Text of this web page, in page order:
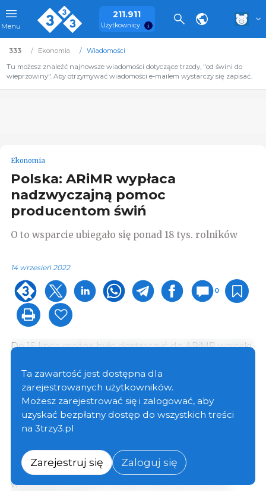
Menu
211.911
Użytkownicy
333 Ekonomia
Wiadomości
Tu możesz znaleźć najnowsze wiadomości dotyczące trzody, "od świni do
wieprzowiny". Aby otrzymywać wiadomości e-mailem wystarczy się zapisać.
Ekonomia
Polska: ARiMR wypłaca
nadzwyczajną pomoc
producentom świń
O to wsparcie ubiegało się ponad 18 tys. rolników
14 wrzesień 2022
0
Do 15 lipca można było dostarczyć do ARiMR wnioski
producentów świń”. O to wsparcie ubiegało się
ponad 18 tys. rolników, najwięcej w województwach
wielkopolskim – ok. 5,9 tys., kujawsko-pomorskim – 3
tys. i łódzkim – 1,7 tys. Kwota pomocy wynikająca ze
złożonych wniosków wynosi ok. 150 mln zł.
Trwa weryfikacja złożonych dokumentów, a 4
sierpnia 2022 r. rozpoczęła się wypłata pomocy. Do 6
września producenci trzody chlewnej otrzymali
Ta zawartość jest dostępna dla
zarejestrowanych użytkowników.
Możesz zarejestrować się i zalogować, aby
uzyskać bezpłatny dostęp do wszystkich treści
na 3trzy3.pl
Zarejestruj się Zaloguj się